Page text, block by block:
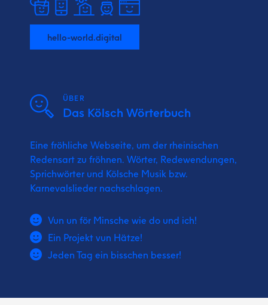
hello-world.digital
ÜBER
Das Kölsch Wörterbuch
Eine fröhliche Webseite, um der rheinischen
Redensart zu fröhnen. Wörter, Redewendungen,
Sprichwörter und Kölsche Musik bzw.
Karnevalslieder nachschlagen.
Vun un för Minsche wie do und ich!
Ein Projekt vun Hätze!
Jeden Tag ein bisschen besser!